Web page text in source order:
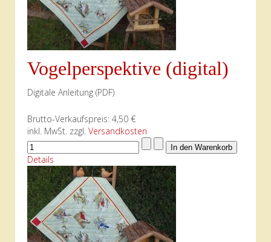
Vogelperspektive (digital)
Digitale Anleitung (PDF)
Brutto-Verkaufspreis: 4,50 €
inkl. MwSt. zzgl. Versandkosten
Details